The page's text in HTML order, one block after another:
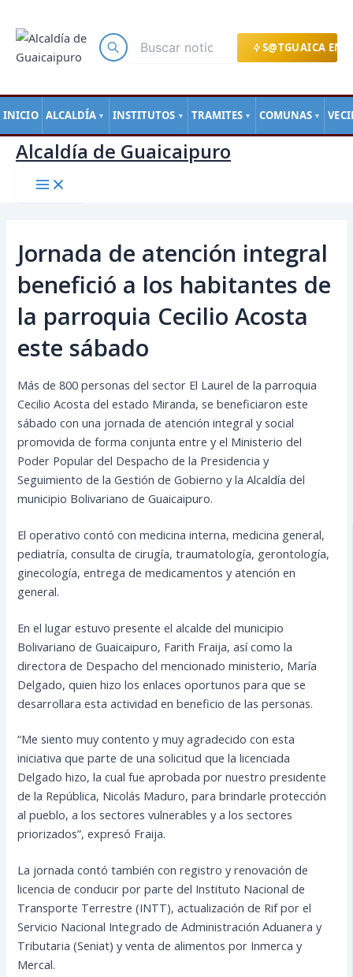
S@TGUAICA EN
INICIO ALCALDÍA ▼ INSTITUTOS ▼ TRAMITES ▼ COMUNAS ▼
contenido
Alcaldía de Guaicaipuro
Jornada de atención integral
benefició a los habitantes de
la parroquia Cecilio Acosta
este sábado
Más de 800 personas del sector El Laurel de la parroquia
Cecilio Acosta del estado Miranda, se beneficiaron este
sábado con una jornada de atención integral y social
promovida de forma conjunta entre y el Ministerio del
Poder Popular del Despacho de la Presidencia y
Seguimiento de la Gestión de Gobierno y la Alcaldía del
municipio Bolivariano de Guaicaipuro.
El operativo contó conmedicina interna, medicina general,
pediatría, consulta de cirugía, traumatología, gerontología,
ginecología, entrega de medicamentos y atención en
general.
En el lugar estuvo presente el alcalde del municipio
Bolivariano de Guaicaipuro, Farith Fraija, así como la
directora de Despacho del mencionado ministerio, María
Delgado, quien hizo los enlaces oportunos para que se
desarrollara esta actividad en beneficio de las personas.
“Me siento muy contento y muy agradecido con esta
iniciativa que parte de una solicitud que la licenciada
Delgado hizo, la cual fue aprobada por nuestro presidente
de la República, Nicolás Maduro, para brindarle protección
al pueblo, a los sectores vulnerables y a los sectores
priorizados”, expresó Fraija.
La jornada contó también con registro y renovación de
licencia de conducir por parte del Instituto Nacional de
Transporte Terrestre (INTT), actualización de Rif por el
Servicio Nacional Integrado de Administración Aduanera y
Tributaria (Seniat) y venta de alimentos por Inmerca y
Mercal.
de
entradas